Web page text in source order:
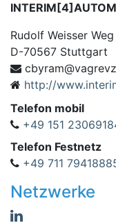
Rudolf Weisser Weg
D-70567 Stuttgart
http://
Telefon mobil
+49 151
Telefon Festnetz
+49 711
Netzwerke